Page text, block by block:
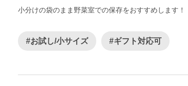
小分けの袋のまま野菜室での保存をおすすめします！
#お試し/小サイズ #ギフト対応可